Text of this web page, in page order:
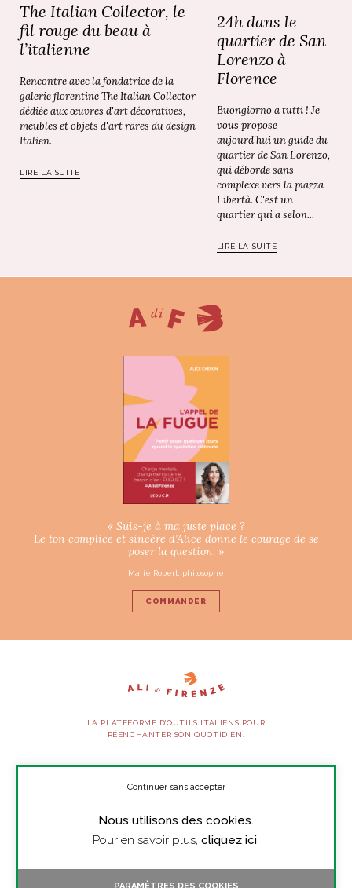
The Italian Collector, le
fil rouge du beau à
l’italienne
Rencontre avec la fondatrice de la
galerie florentine The Italian Collector
dédiée aux œuvres d'art décoratives,
meubles et objets d'art rares du design
Italien.
LIRE LA SUITE
24h dans le
quartier de San
Lorenzo à
Florence
Buongiorno a tutti ! Je
vous propose
aujourd'hui un guide du
quartier de San Lorenzo,
qui déborde sans
complexe vers la piazza
Libertà. C'est un
quartier qui a selon...
LIRE LA SUITE
« Suis-je à ma juste place ?
Le ton complice et sincère d’Alice donne le courage de se
poser la question. »
Marie Robert, philosophe
COMMANDER
LA PLATEFORME D’OUTILS ITALIENS POUR
RÉENCHANTER SON QUOTIDIEN.
SUIVEZ-NOUS
Nous utilisons des cookies.
Pour en savoir plus, cliquez ici.
Continuer sans accepter